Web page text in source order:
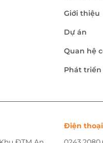
Giới thiệu
Dự án
Quan hệ
Phát
Điện